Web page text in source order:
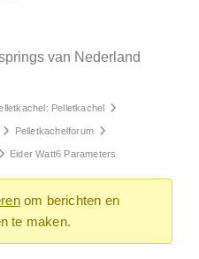
van Nederland
Pelletkachel
Pelletkachelforum
Eider Watt6 Parameters
om berichten en
te maken.